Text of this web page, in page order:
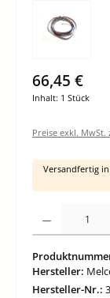
66,45 €
Inhalt: 1 Stück
Preise exkl. MwSt.
Versandfertig
Hersteller:
Hersteller-Nr.: